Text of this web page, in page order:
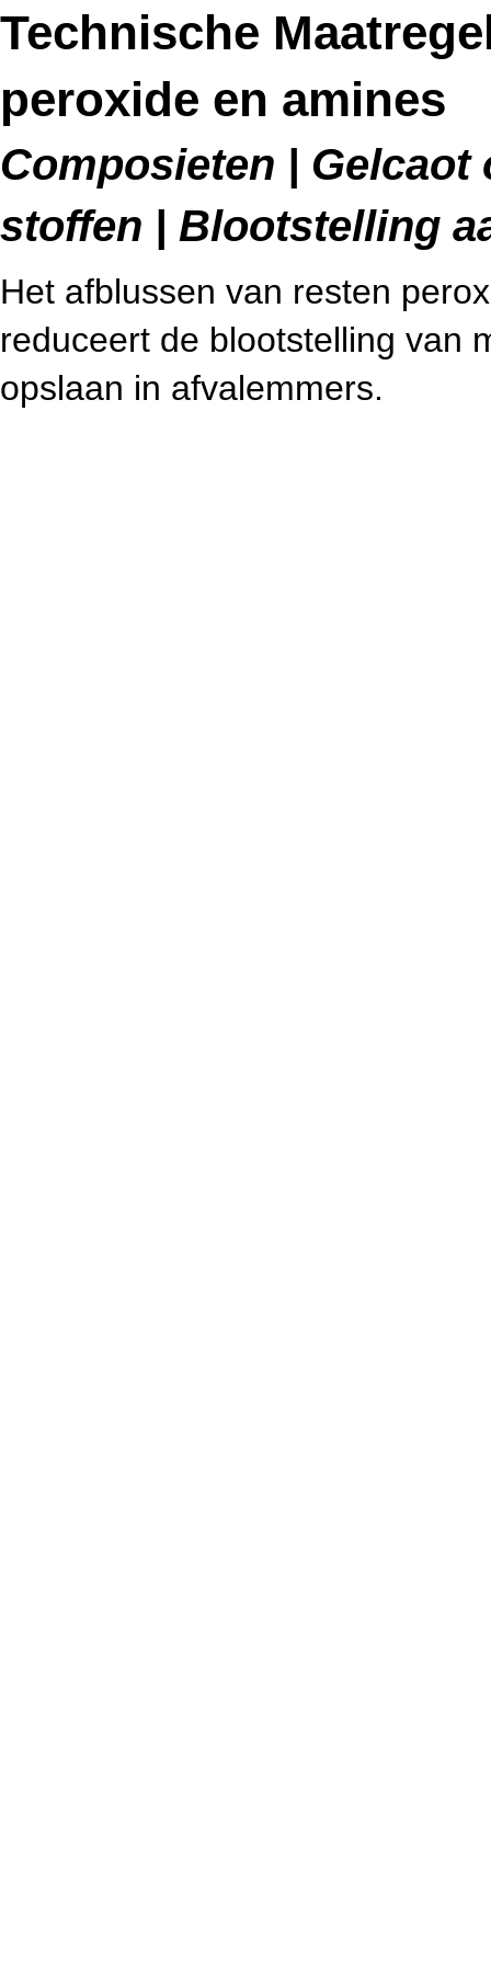
Technische
peroxide en amines
Composieten |
stoffen | Blootstelling
Het afblussen van resten
reduceert de blootstelling van
opslaan in afvalemmers.